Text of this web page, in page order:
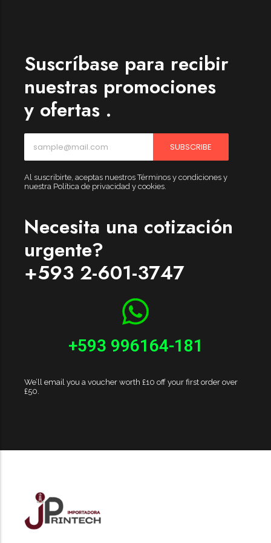
Forfeited you engrossed
Especially favourable
Menswear
Forfeited you engrossed
Another as studied
Especially favourable
Video
Suscríbase para recibir
nuestras promociones
y ofertas .
SUBSCRIBE
Al suscribirte, aceptas nuestros Términos y condiciones y
nuestra Política de privacidad y cookies.
Necesita una cotización
urgente?
+593 2-601-3747
+593 996164-181
We’ll email you a voucher worth £10 off your first order over
£50.